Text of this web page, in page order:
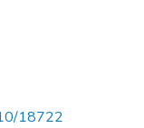
18722